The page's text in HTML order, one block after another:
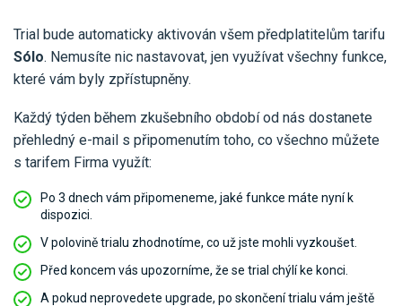
Trial bude automaticky aktivován všem předplatitelům tarifu
Sólo. Nemusíte nic nastavovat, jen využívat všechny funkce,
které vám byly zpřístupněny.
Každý týden během zkušebního období od nás dostanete
přehledný e-mail s připomenutím toho, co všechno můžete
s tarifem Firma využít:
Po 3 dnech vám připomeneme, jaké funkce máte nyní k
dispozici.
V polovině trialu zhodnotíme, co už jste mohli vyzkoušet.
Před koncem vás upozorníme, že se trial chýlí ke konci.
A pokud neprovedete upgrade, po skončení trialu vám ještě